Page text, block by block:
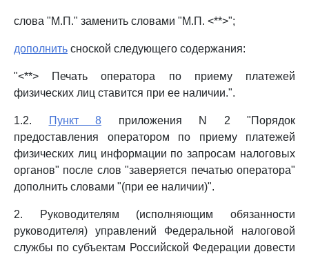
слова "М.П." заменить словами "М.П. <**>";
дополнить сноской следующего содержания:
"<**> Печать оператора по приему платежей
физических лиц ставится при ее наличии.".
1.2. Пункт 8 приложения N 2 "Порядок
предоставления оператором по приему платежей
физических лиц информации по запросам налоговых
органов" после слов "заверяется печатью оператора"
дополнить словами "(при ее наличии)".
2. Руководителям (исполняющим обязанности
руководителя) управлений Федеральной налоговой
службы по субъектам Российской Федерации довести